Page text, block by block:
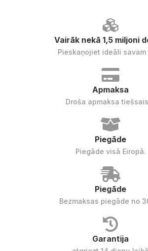
Vairāk nekā 1,5 miljoni
Pieskaņojiet ideāli savam
Apmaksa
Droša apmaksa
Piegāde
Piegāde visā Eiropā.
Piegāde
Bezmaksas piegāde no
Garantija